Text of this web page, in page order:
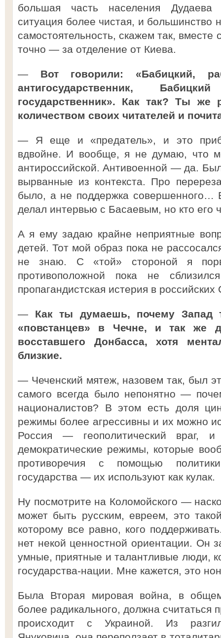
большая часть населения
ситуация более чистая, и большинство
самостоятельность, скажем так,
точно — за отделение от Киева.
— Вот говорили: «Бабицкий,
антигосударственник,
государственник». Как так? Ты же
количеством своих читателей и
— Я еще и «предатель», и это
вдвойне. И вообще, я не думаю, что
антироссийской. Антивоенной — да.
вырванные из контекста. Про
было, а не поддержка совершенного…
делал интервью с Басаевым, но кто его
А я ему задаю крайне неприятные
детей. Тот мой образ пока не
не знаю. С «той» стороной я
противоположной пока не
пропагандистская истерия в
— Как ты думаешь, почему Запад
«повстанцев» в Чечне, и так же
восставшего Донбасса, хотя
близкие.
— Чеченский мятеж, назовем так, был
самого всегда было непонятно —
националистов? В этом есть доля
режимы более агрессивны и их можно
Россия — геополитический враг,
демократические режимы, которые
противоречия с помощью
государства — их используют как кулак.
Ну посмотрите на Коломойского —
может быть русским, евреем, это
которому все равно, кого
нет некой ценностной ориентации. Он
умные, приятные и талантливые люди,
государства-нации. Мне кажется, это
Была Вторая мировая война, в
более радикального, должна считаться
происходит с Украиной. Из